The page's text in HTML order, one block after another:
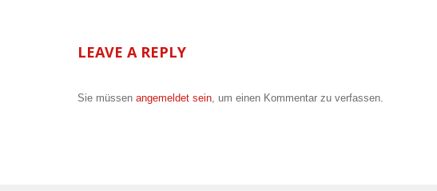
LEAVE A REPLY
Sie müssen angemeldet sein, um einen Kommentar zu verfassen.